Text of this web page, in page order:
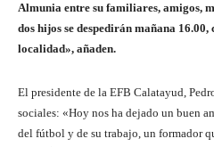
Almunia entre su familiares, amigos,
dos hijos se despedirán mañana 16.00,
localidad», añaden.
El presidente de la EFB Calatayud,
sociales: «Hoy nos ha dejado un buen
del fútbol y de su trabajo, un formador